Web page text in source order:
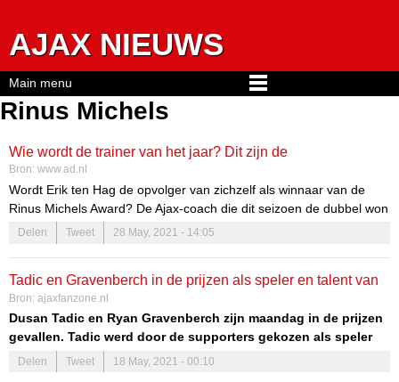
AJAX NIEUWS
Rinus Michels
Wie wordt de trainer van het jaar? Dit zijn de
genomineerden
Bron: www.ad.nl
Wordt Erik ten Hag de opvolger van zichzelf als winnaar van de
Rinus Michels Award? De Ajax-coach die dit seizoen de dubbel won
met zijn ploeg is één van vijf kanshebbers voor de prijs voor de
trainer van het jaar.
Delen Tweet 28 May, 2021 - 14:05
Tadic en Gravenberch in de prijzen als speler en talent van
het jaar
Bron: ajaxfanzone.nl
Dusan Tadic en Ryan Gravenberch zijn maandag in de prijzen
gevallen. Tadic werd door de supporters gekozen als speler
van het jaar en Gravenberch mocht de award van talent van
het jaar in ontvangst nemen. Tadic volgt Hakim Ziyech op die
Delen Tweet 18 May, 2021 - 00:10
Main menu